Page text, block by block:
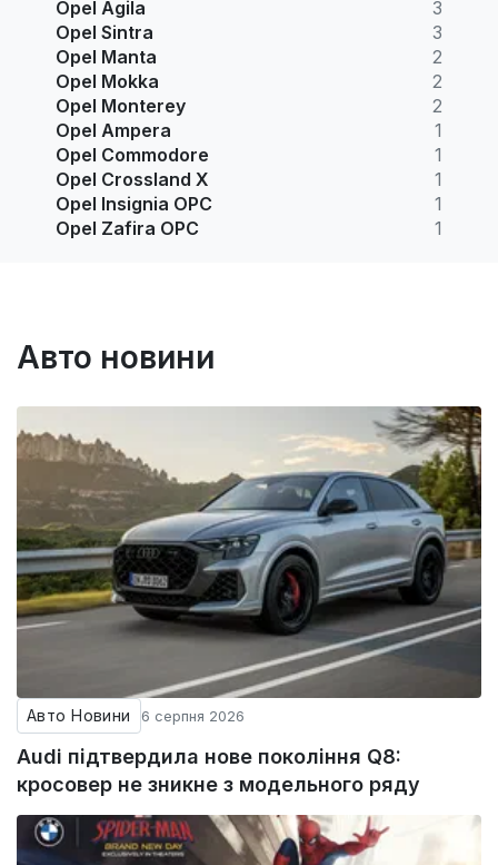
Opel Agila
3
Opel Sintra
3
Opel Manta
2
Opel Mokka
2
Opel Monterey
2
Opel Ampera
1
Opel Commodore
1
Opel Crossland X
1
Opel Insignia OPC
1
Opel Zafira OPC
1
Авто новини
Авто Новини 6 серпня 2026
Audi підтвердила нове покоління Q8:
кросовер не зникне з модельного ряду